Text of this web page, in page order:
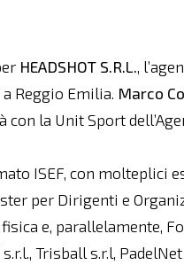
HEADSHOT S.R.L.,
Reggio Emilia. Marco
con la Unit Sport
ISEF, con molteplici
per Dirigenti e
e, parallelamente,
Trisball s.r.l,